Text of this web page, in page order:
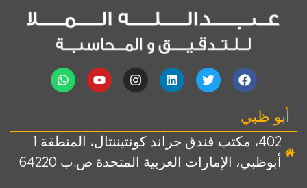
أبو ظبي
402، مكتب فندق جراند كونتيننتال، المنطقة 1
أبوظبي، الإمارات العربية المتحدة ص.ب 64220